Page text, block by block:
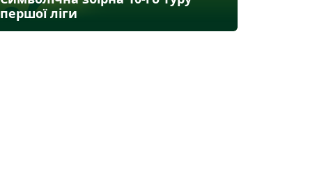
першої ліги